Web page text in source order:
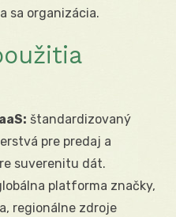
sa organizácia.
štandardizovaný
pre predaj a
suverenitu dát.
platforma značky,
regionálne zdroje